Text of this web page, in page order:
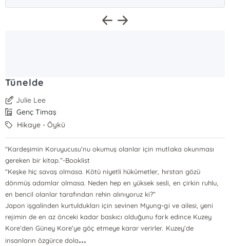
Tünelde
Julie Lee
Genç Timaş
Hikaye - Öykü
"Kardeşimin Koruyucusu’nu okumuş olanlar için mutlaka okunması
gereken bir kitap.”-Booklist
“Keşke hiç savaş olmasa. Kötü niyetli hükûmetler, hırstan gözü
dönmüş adamlar olmasa. Neden hep en yüksek sesli, en çirkin ruhlu,
en bencil olanlar tarafından rehin alınıyoruz ki?”
Japon işgalinden kurtuldukları için sevinen Myung-gi ve ailesi, yeni
rejimin de en az önceki kadar baskıcı olduğunu fark edince Kuzey
Kore’den Güney Kore’ye göç etmeye karar verirler. Kuzey’de
insanların özgürce dola...